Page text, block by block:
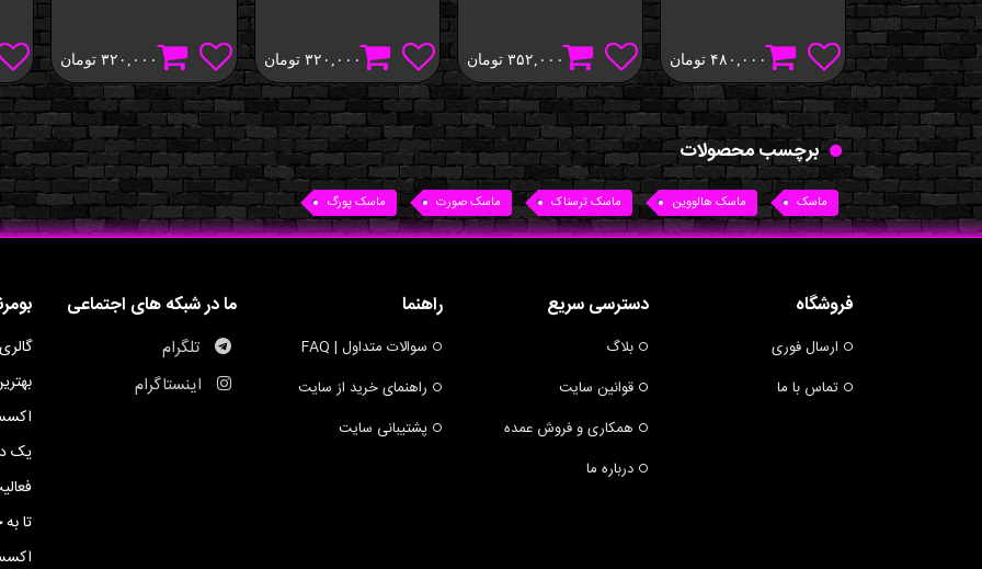
۴۸۰,۰۰۰ تومان ۳۵۲,۰۰۰ تومان ۳۲۰,۰۰۰ تومان ۳۲۰,۰۰۰ تومان
برچسب محصولات
ماسک ماسک هالووین ماسک ترسناک ماسک صورت ماسک پورگ
یک
تا
ما در شبکه های اجتماعی
تلگرام
اینستاگرام
راهنما
سوالات متداول | FAQ
راهنمای خرید از سایت
پشتیبانی سایت
دسترسی سریع
بلاگ
قوانین سایت
همکاری و فروش عمده
درباره ما
فروشگاه
ارسال فوری
تماس با ما